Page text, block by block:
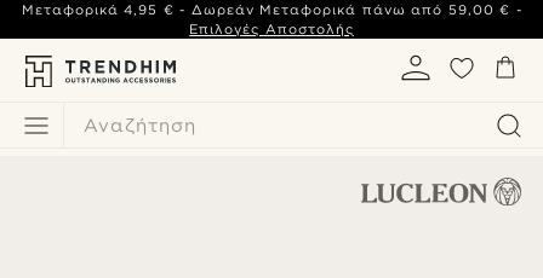
Αναζήτηση
Μεταφορικά 4,95 € - Δωρεάν Μεταφορικά πάνω από 59,00 € -
Επιλογές Αποστολής